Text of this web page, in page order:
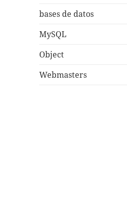
bases de datos
MySQL
Object
Webmasters